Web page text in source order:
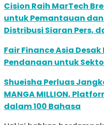
Cision Raih MarTech
untuk Pemantauan
Distribusi Siaran Pers,
Fair Finance Asia
Pendanaan untuk
Shueisha Perluas
MANGA MILLION,
dalam 100 Bahasa